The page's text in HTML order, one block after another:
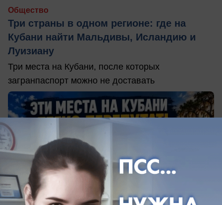
Общество
Три страны в одном регионе: где на
Кубани найти Мальдивы, Исландию и
Луизиану
Три места на Кубани, после которых
загранпаспорт можно не доставать